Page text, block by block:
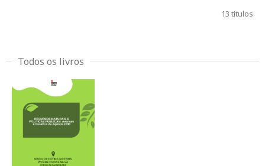
13 títulos
Todos os livros